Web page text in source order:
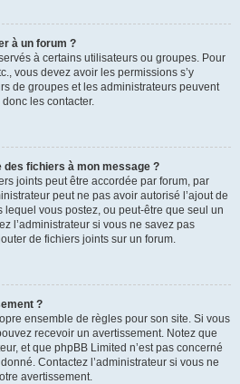
à un forum ?
à certains utilisateurs ou groupes. Pour
vous devez avoir les permissions s’y
de groupes et les administrateurs peuvent
les contacter.
des fichiers à mon message ?
joints peut être accordée par forum, par
peut ne pas avoir autorisé l’ajout de
vous postez, ou peut-être que seul un
l’administrateur si vous ne savez pas
de fichiers joints sur un forum.
?
ensemble de règles pour son site. Si vous
recevoir un avertissement. Notez que
et que phpBB Limited n’est pas concerné
Contactez l’administrateur si vous ne
avertissement.